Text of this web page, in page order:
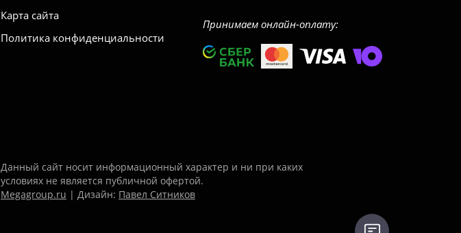
Карта сайта
Политика конфиденциальности
Принимаем онлайн-оплату:
Данный сайт носит информационный характер и ни при каких
условиях не является публичной офертой.
Megagroup.ru | Дизайн: Павел Ситников